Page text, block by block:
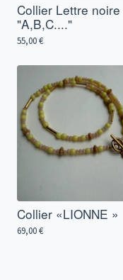
Collier Lettre noire
"A,B,C...."
55,00€
Collier «LIONNE »
69,00€